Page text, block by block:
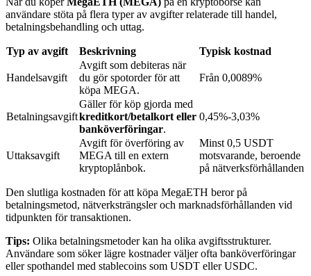
BTR-låsningar
Exklusiva investeringar för BTR-innehavare
Lån
användare stöta på flera typer av avgifter relaterade till handel,
betalningsbehandling och uttag.
Typ av avgift Beskrivning Typisk kostnad
Handelsavgift
Avgift som debiteras när
du gör spotorder för att
köpa MEGA.
Från 0,0089%
Betalningsavgift
Gäller för köp gjorda med
kreditkort/betalkort eller
banköverföringar.
0,45%-3,03%
Uttaksavgift
Avgift för överföring av
MEGA till en extern
kryptoplånbok.
Minst 0,5 USDT
motsvarande, beroende
på nätverksförhållanden
Den slutliga kostnaden för att köpa MegaETH beror på
betalningsmetod, nätverksträngsler och marknadsförhållanden vid
tidpunkten för transaktionen.
Tips: Olika betalningsmetoder kan ha olika avgiftsstrukturer.
Användare som söker lägre kostnader väljer ofta banköverföringar
eller spothandel med stablecoins som USDT eller USDC.